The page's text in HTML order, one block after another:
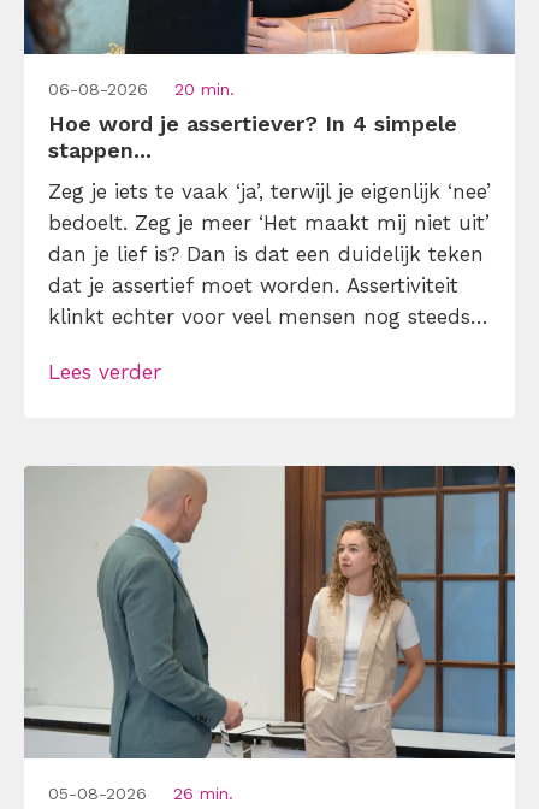
06-08-2026 20 min.
Hoe word je assertiever? In 4 simpele
stappen...
Zeg je iets te vaak ‘ja’, terwijl je eigenlijk ‘nee’
bedoelt. Zeg je meer ‘Het maakt mij niet uit’
dan je lief is? Dan is dat een duidelijk teken
dat je assertief moet worden. Assertiviteit
klinkt echter voor veel mensen nog steeds
maar dat is niet zo. Assertiviteit draait juist
Lees verder
05-08-2026 26 min.